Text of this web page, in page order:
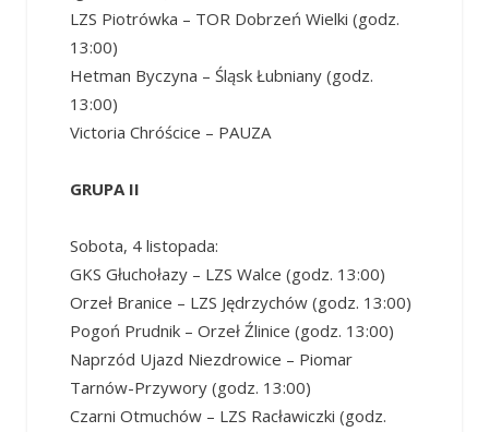
LZS Piotrówka – TOR Dobrzeń Wielki (godz.
13:00)
Hetman Byczyna – Śląsk Łubniany (godz.
13:00)
Victoria Chróścice – PAUZA
GRUPA II
Sobota, 4 listopada:
GKS Głuchołazy – LZS Walce (godz. 13:00)
Orzeł Branice – LZS Jędrzychów (godz. 13:00)
Pogoń Prudnik – Orzeł Źlinice (godz. 13:00)
Naprzód Ujazd Niezdrowice – Piomar
Tarnów-Przywory (godz. 13:00)
Czarni Otmuchów – LZS Racławiczki (godz.